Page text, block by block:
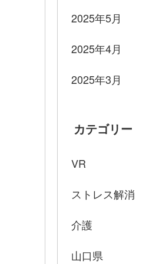
2025年5月
2025年4月
2025年3月
カテゴリー
VR
ストレス解消
介護
山口県